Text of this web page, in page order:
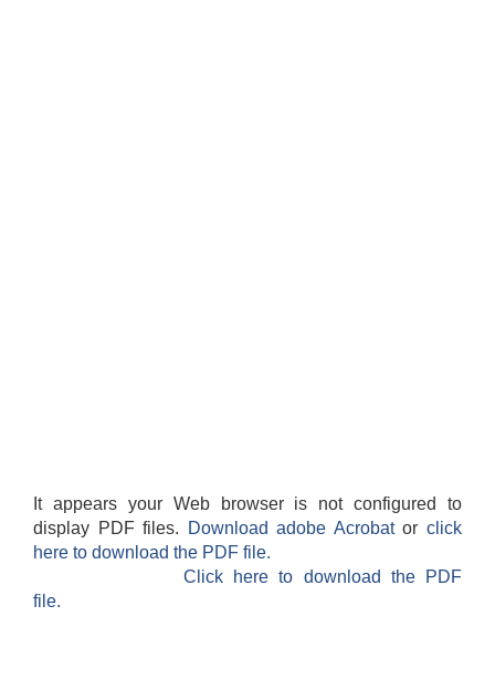
It appears your Web browser is not configured to
display PDF files.
Download adobe Acrobatorclick
here to download the PDF file.
Click here to download the PDF
file.